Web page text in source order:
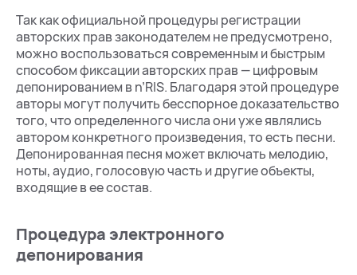
Так как официальной процедуры регистрации
авторских прав законодателем не предусмотрено,
можно воспользоваться современным и быстрым
способом фиксации авторских прав — цифровым
депонированием в n’RIS. Благодаря этой процедуре
авторы могут получить бесспорное доказательство
того, что определенного числа они уже являлись
автором конкретного произведения, то есть песни.
Депонированная песня может включать мелодию,
ноты, аудио, голосовую часть и другие объекты,
входящие в ее состав.
Процедура электронного
депонирования